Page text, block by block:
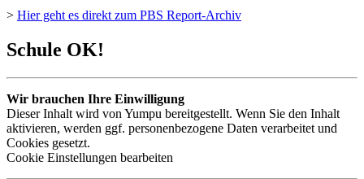
> Hier geht es direkt zum PBS Report-Archiv
Schule OK!
Wir brauchen Ihre Einwilligung
Dieser Inhalt wird von Yumpu bereitgestellt. Wenn Sie den Inhalt
aktivieren, werden ggf. personenbezogene Daten verarbeitet und
Cookies gesetzt.
Cookie Einstellungen bearbeiten